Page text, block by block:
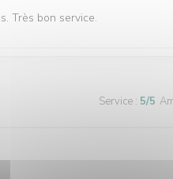
Très bon service.
Service : 5/5